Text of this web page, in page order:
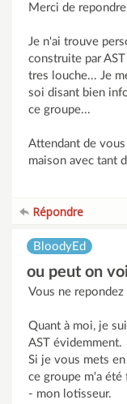
Merci de
Je n'ai trouve
construite par
tres louche... Je
soi disant bien
ce groupe...
Attendant de
maison avec tant
Répondre
BloodyEd
ou peut on
Vous ne
Quant à moi, je
AST évidemment.
Si je vous mets
ce groupe m'a
- mon lotisseur.